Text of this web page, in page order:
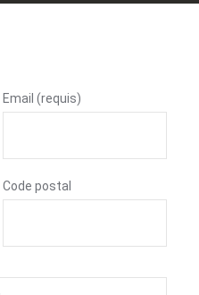
Email (requis)
Code postal